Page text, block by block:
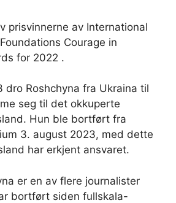
prisvinnerne av International
Courage in
for 2022 .
dro Roshchyna fra Ukraina til
seg til det okkuperte
Hun ble bortført fra
3. august 2023, med dette
har erkjent ansvaret.
er en av flere journalister
bortført siden fullskala-